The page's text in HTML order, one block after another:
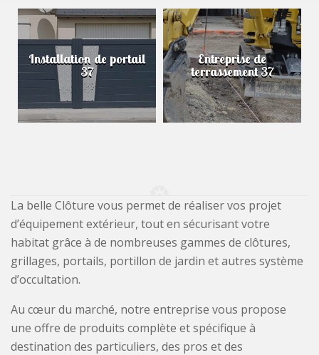
Installation de portail
37
Entreprise de
terrassement 37
La belle Clôture vous permet de réaliser vos projet
d’équipement extérieur, tout en sécurisant votre
habitat grâce à de nombreuses gammes de clôtures,
grillages, portails, portillon de jardin et autres système
d’occultation.
Au cœur du marché, notre entreprise vous propose
une offre de produits complète et spécifique à
destination des particuliers, des pros et des